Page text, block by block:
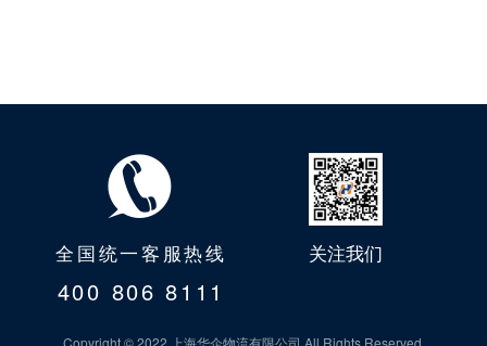
全国统一客服热线
400 806 8111
关注我们
Copyright © 2022 上海华企物流有限公司 All Rights Reserved.